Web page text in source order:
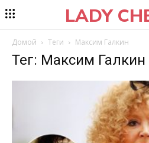
LADY
Домой Теги Максим Галкин
Тег: Максим Галкин